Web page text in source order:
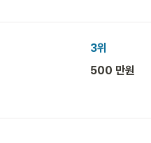
3위
500 만원